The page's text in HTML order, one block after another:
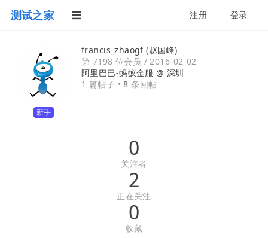
测试之家 注册 登录
新手
francis_zhaogf (赵国峰)
第 7198 位会员 /2016-02-02
阿里巴巴-蚂蚁金服 @深圳
1 篇帖子 •8 条回帖
0
关注者
2
正在关注
0
收藏